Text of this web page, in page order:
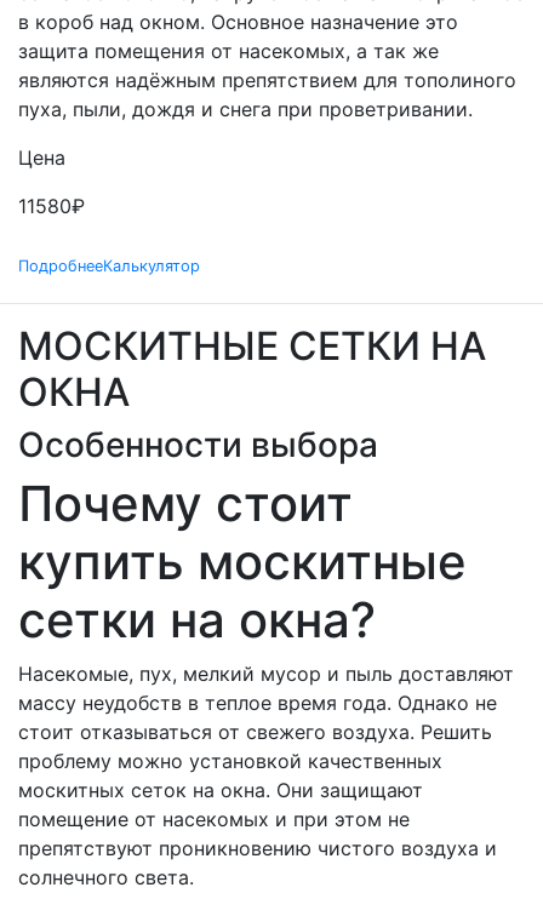
в короб над окном. Основное назначение это
защита помещения от насекомых, а так же
являются надёжным препятствием для тополиного
пуха, пыли, дождя и снега при проветривании.
Цена
11580₽
ПодробнееКалькулятор
МОСКИТНЫЕ СЕТКИ НА
ОКНА
Особенности выбора
Почему стоит
купить москитные
сетки на окна?
Насекомые, пух, мелкий мусор и пыль доставляют
массу неудобств в теплое время года. Однако не
стоит отказываться от свежего воздуха. Решить
проблему можно установкой качественных
москитных сеток на окна. Они защищают
помещение от насекомых и при этом не
препятствуют проникновению чистого воздуха и
солнечного света.